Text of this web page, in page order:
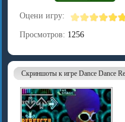
Оцени игру:
Просмотров: 1256
Скриншоты к игре Dance Dance